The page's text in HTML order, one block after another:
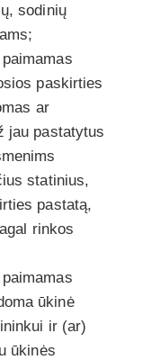
sodinių
paskirties
ar
jau pastatytus
statinius,
pastatą,
rinkos
ūkinė
ir (ar)
ūkinės